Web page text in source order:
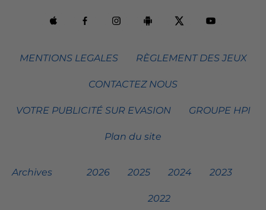
MENTIONS LEGALES RÈGLEMENT DES JEUX
CONTACTEZ NOUS
VOTRE PUBLICITÉ SUR EVASION GROUPE HPI
Plan du site
Archives 2026 2025 2024 2023
2022